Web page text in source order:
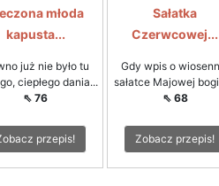
młoda
kapusta...
już nie było tu
ciepłego dania...
⇖ 76
przepis!
Sałatka
Czerwcowej...
Gdy wpis o
sałatce Majowej
⇖ 68
Zobacz przepis!